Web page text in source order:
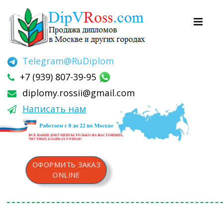
Telegram@RuDiplom
+7 (939) 807-39-95
diplomy.rossii@gmail.com
Написать нам
ОФОРМИТЬ ЗАКАЗ
ONLINE